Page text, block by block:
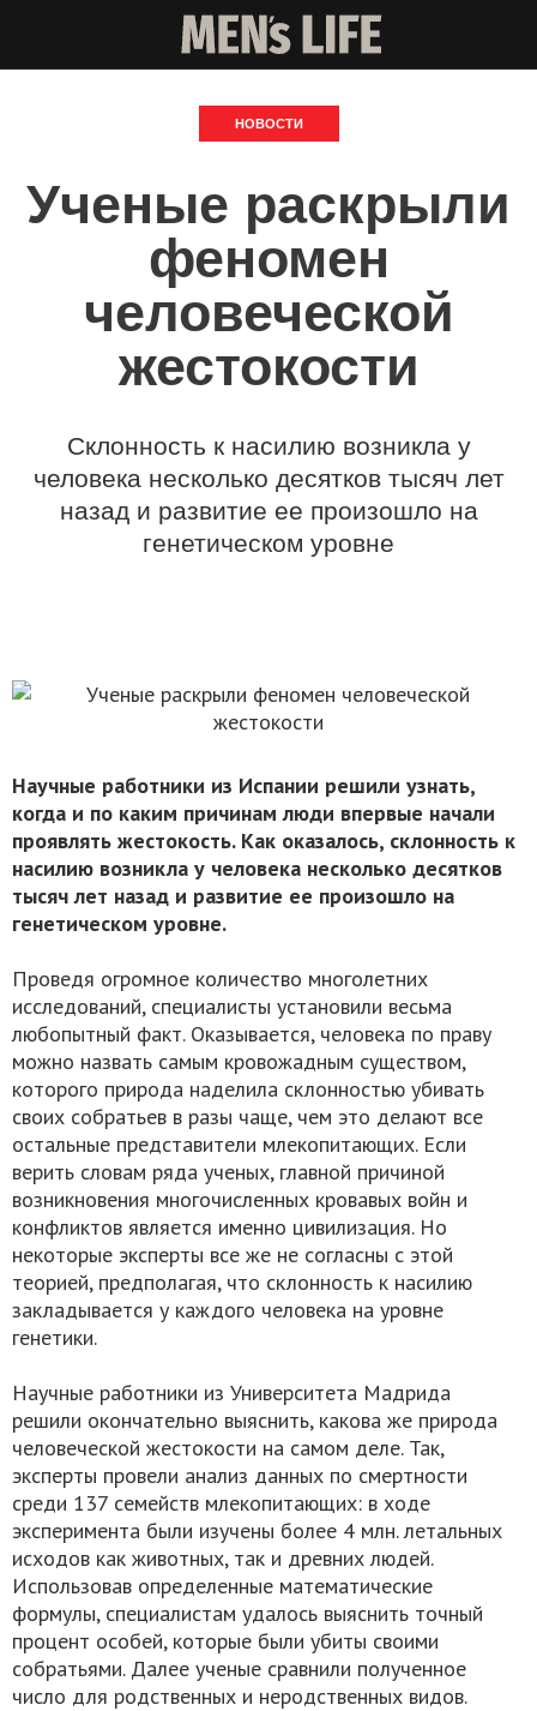
НОВОСТИ
Ученые раскрыли
феномен
человеческой
жестокости
Склонность к насилию возникла у
человека несколько десятков тысяч лет
назад и развитие ее произошло на
генетическом уровне
Научные работники из Испании решили узнать,
когда и по каким причинам люди впервые начали
проявлять жестокость. Как оказалось, склонность к
насилию возникла у человека несколько десятков
тысяч лет назад и развитие ее произошло на
генетическом уровне.
Проведя огромное количество многолетних
исследований, специалисты установили весьма
любопытный факт. Оказывается, человека по праву
можно назвать самым кровожадным существом,
которого природа наделила склонностью убивать
своих собратьев в разы чаще, чем это делают все
остальные представители млекопитающих. Если
верить словам ряда ученых, главной причиной
возникновения многочисленных кровавых войн и
конфликтов является именно цивилизация. Но
некоторые эксперты все же не согласны с этой
теорией, предполагая, что склонность к насилию
закладывается у каждого человека на уровне
генетики.
Научные работники из Университета Мадрида
решили окончательно выяснить, какова же природа
человеческой жестокости на самом деле. Так,
эксперты провели анализ данных по смертности
среди 137 семейств млекопитающих: в ходе
эксперимента были изучены более 4 млн. летальных
исходов как животных, так и древних людей.
Использовав определенные математические
формулы, специалистам удалось выяснить точный
процент особей, которые были убиты своими
собратьями. Далее ученые сравнили полученное
число для родственных и неродственных видов.